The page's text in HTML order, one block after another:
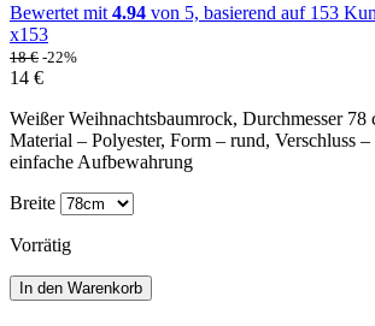
Bewertet mit 4.94 von 5, basierend auf 153
x153
18€ -22%
14 €
Weißer Weihnachtsbaumrock, Durchmesser 78
Material – Polyester, Form – rund, Verschluss
einfache Aufbewahrung
Breite
Vorrätig
In den Warenkorb